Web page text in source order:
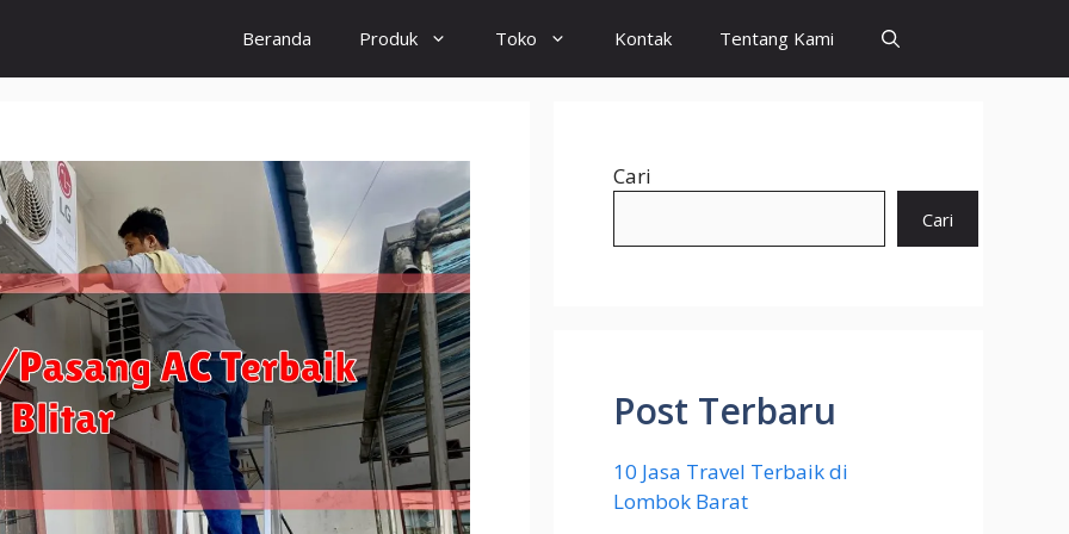
Beranda Produk Toko Kontak Tentang Kami
Cari
Cari
Post Terbaru
10 Jasa Travel Terbaik di
Lombok Barat